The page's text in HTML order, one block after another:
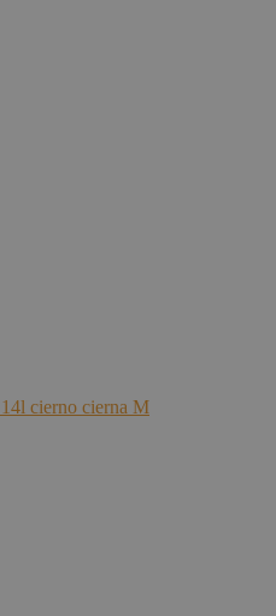
cierno cierna M